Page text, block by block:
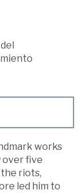
works
over five
riots,
led him to